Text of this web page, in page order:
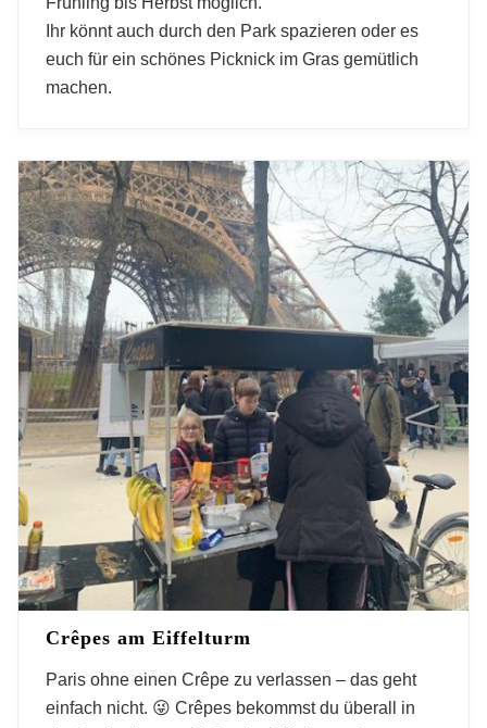
Ihr könnt auch durch den Park spazieren oder es
euch für ein schönes Picknick im Gras gemütlich
machen.
Crêpes am Eiffelturm
Paris ohne einen Crêpe zu verlassen – das geht
einfach nicht. 😜 Crêpes bekommst du überall in